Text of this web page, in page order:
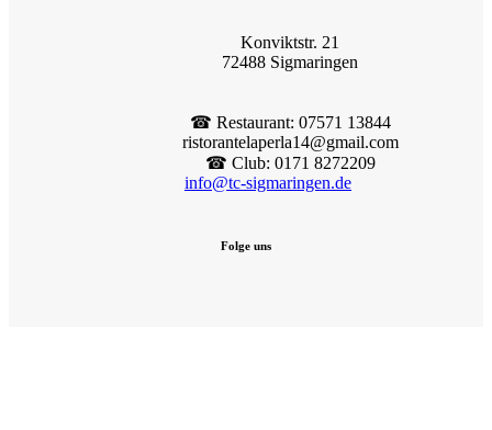
Konviktstr. 21
72488 Sigmaringen
☎︎ Restaurant: 07571 13844
ristorantelaperla14@gmail.com
☎︎ Club: 0171 8272209
info@tc-sigmaringen.de
Folge uns